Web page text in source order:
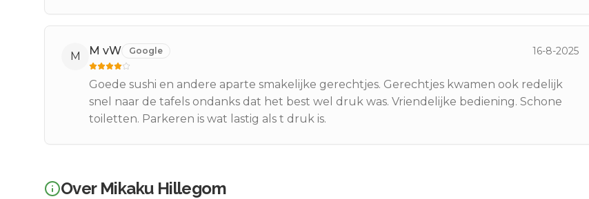
M M vW Google 16-8-2025
Goede sushi en andere aparte smakelijke gerechtjes. Gerechtjes kwamen ook redelijk
snel naar de tafels ondanks dat het best wel druk was. Vriendelijke bediening. Schone
toiletten. Parkeren is wat lastig als t druk is.
Over Mikaku Hillegom